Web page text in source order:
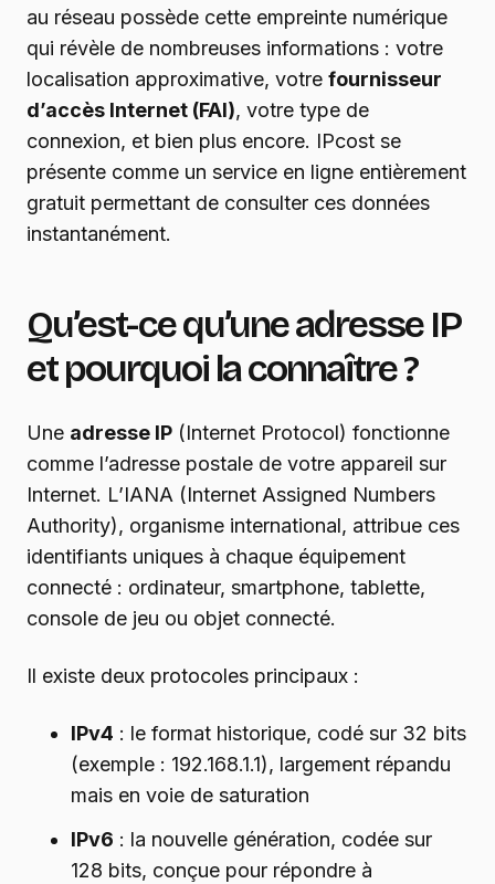
au réseau possède cette empreinte numérique
qui révèle de nombreuses informations : votre
localisation approximative, votre fournisseur
d’accès Internet (FAI), votre type de
connexion, et bien plus encore. IPcost se
présente comme un service en ligne entièrement
gratuit permettant de consulter ces données
instantanément.
Qu’est-ce qu’une adresse IP
et pourquoi la connaître ?
Une adresse IP (Internet Protocol) fonctionne
comme l’adresse postale de votre appareil sur
Internet. L’IANA (Internet Assigned Numbers
Authority), organisme international, attribue ces
identifiants uniques à chaque équipement
connecté : ordinateur, smartphone, tablette,
console de jeu ou objet connecté.
Il existe deux protocoles principaux :
IPv4 : le format historique, codé sur 32 bits
(exemple : 192.168.1.1), largement répandu
mais en voie de saturation
IPv6 : la nouvelle génération, codée sur
128 bits, conçue pour répondre à